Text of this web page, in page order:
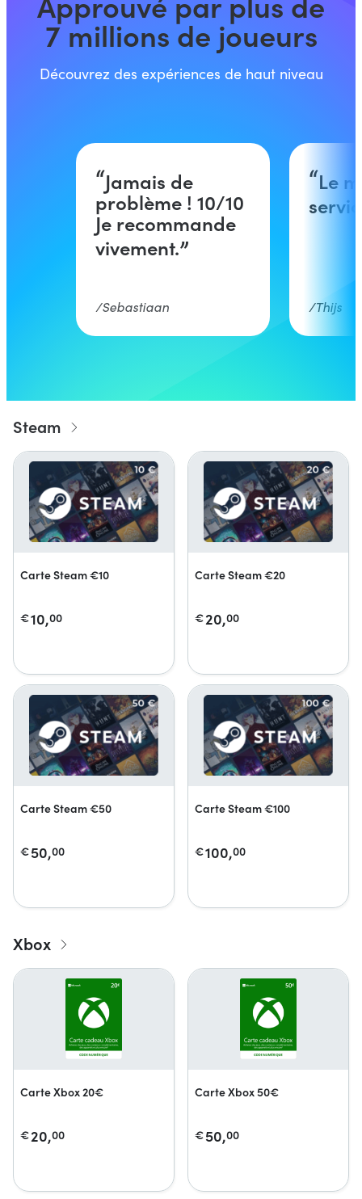
7 millions de joueurs
Découvrez des expériences de haut niveau
Jamais de
problème ! 10/10
Je recommande
vivement.
Sebastiaan
Le
Thijs
Steam
Carte Steam €10
€10,00
Carte Steam €20
€20,00
Carte Steam €50
€50,00
Carte Steam €100
€100,00
Xbox
Carte Xbox 20€
€20,00
Carte Xbox 50€
€50,00